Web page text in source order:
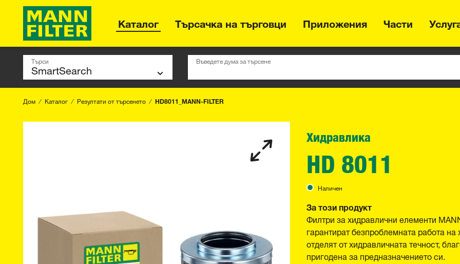
Каталог Търсачка на търговци Приложения Части
Търси Въведете дума за търсене
Дом Каталог Резултати от търсенето HD8011_MANN-FILTER
Хидравлика
HD 8011
Наличен
За този продукт
Филтри за хидравлични елементи
гарантират безпроблемната работа
отделят от хидравличната течност,
пригодена за предназначението си.